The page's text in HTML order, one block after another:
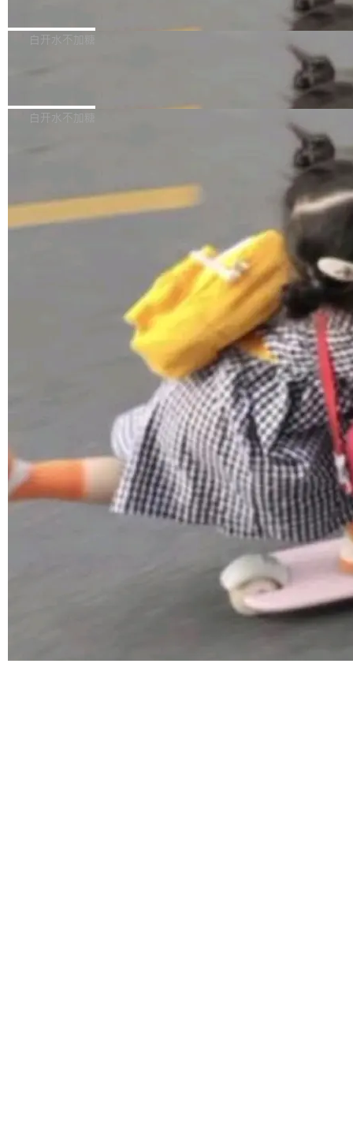
自研的多个文生3D和...
整性保护。效果是：吞吐量提升 41%，每 token
让语音识别不再只是听清，而是真正听懂。通过
w 不要求标准普通话，方言识别覆盖粤语、吴语
新和少量网页兼容性修复版本。 Changes/fixe
容提供的字体时出现的几个问题 为避免音频加
质的最低采样率）的音频格式将被拒绝 修复了 C
SS 圆角虚线样式中可能存在的问题 如果表单中
的图像元素不在同一个子树中，则它们将不再关
白开水不加糖
发布的 Release Notes，他利用 AI 工具（如 Co
最强的若干项。对于尚未正式发版的 PG 19，则
通过拉取过去一年内（从 PG 18 Beta1 时间点
至今）的所有 commit，同样交由 AI 分析提炼。
经过人工复核，准确度令人满意。这一方法也为
社区爱好者提供了高效跟踪新版本的思路。
白开水不加糖
©OSCHINA(OSChina.NET) 京ICP备2025119063号